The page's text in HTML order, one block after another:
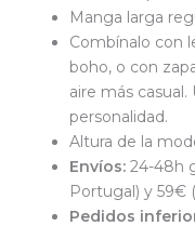
Manga larga
Combínalo con
boho, o con
aire más
personalidad.
Altura de la
Envíos: 24-48h
Portugal) y 59€
Pedidos